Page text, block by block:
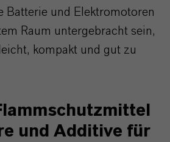
Batterie und Elektromotoren
Raum untergebracht sein,
kompakt und gut zu
und Additive für